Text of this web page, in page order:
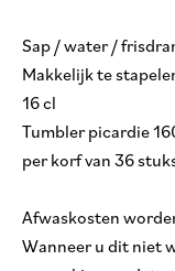
Sap / water /
Makkelijk te
16 cl
Tumbler picardie
per korf van 36
Afwaskosten
Wanneer u dit niet